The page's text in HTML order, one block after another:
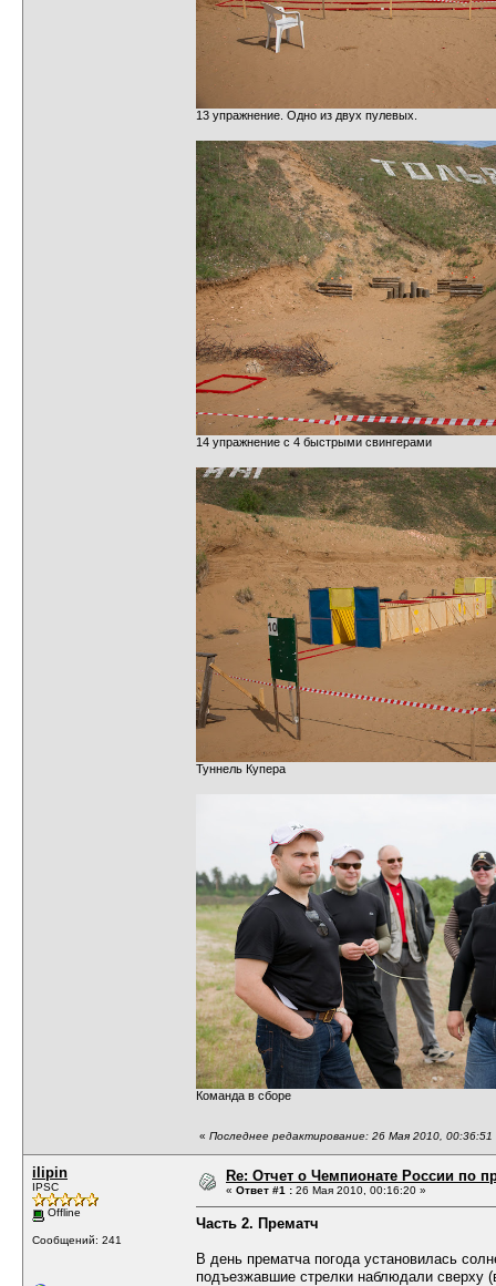
13 упражнение. Одно из двух пулевых.
14 упражнение с 4 быстрыми свингерами
Туннель Купера
Команда в сборе
« Последнее редактирование: 26 Мая 2010, 00:36:51
ilipin
IPSC
Offline
Сообщений: 241
Re: Отчет о Чемпионате России по
« Ответ #1 : 26 Мая 2010, 00:16:20 »
Часть 2. Прематч
В день прематча погода установилась
подъезжавшие стрелки наблюдали сверху